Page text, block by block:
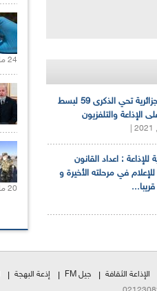
الإذاعة الجزائرية تحي الذكرى 59 لبسط
الإذاعة والتلفزيون
للإذاعة : اعداد القانون
في مرحلته الأخيرة و
24 مايو 2021 |
20 مايو 2021 |
الإذاعة الثقافة جيل FM إذعة البهجة